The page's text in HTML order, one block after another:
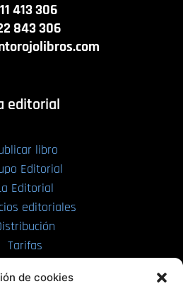
de cookies
413 306
843 306
editorial
libro
Editorial
Editorial
editoriales
Tarifas